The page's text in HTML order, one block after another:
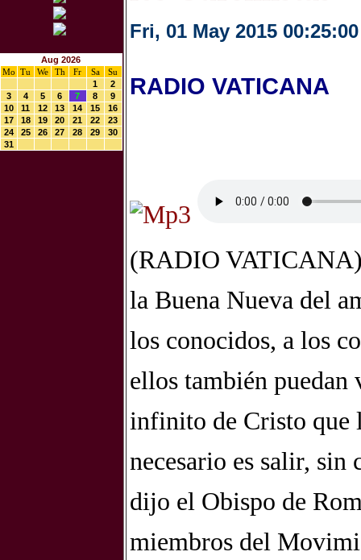
Aug 2026
Mo
Tu We Th Fr Sa
Su
1
2
3
4 5 6 7 8
9
10
11 12 13 14 15
16
17
18 19 20 21 22
23
24
25 26 27 28 29
30
31
Fri, 01 May 2015 00:25:00
RADIO VATICANA
(RADIO
la Buena Nueva del
los conocidos, a los
ellos también
infinito de Cristo que
necesario es salir, sin
dijo el Obispo de
miembros del